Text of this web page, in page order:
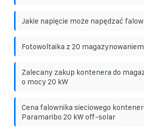
Jakie napięcie może napędzać
Fotowoltaika z 20
Zalecany zakup kontenera do
o mocy 20 kW
Cena falownika sieciowego
Paramaribo 20 kW off-solar